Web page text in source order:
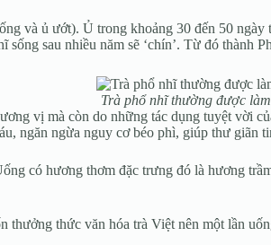
và ủ ướt). Ủ trong khoảng 30 đến 50
sau nhiều năm sẽ ‘chín’. Từ đó
Trà phổ nhĩ thường được
vị mà còn do những tác dụng tuyệt vời
ngăn ngừa nguy cơ béo phì, giúp thư giãn
có hương thơm đặc trưng đó là hương
thưởng thức văn hóa trà Việt nên một lần